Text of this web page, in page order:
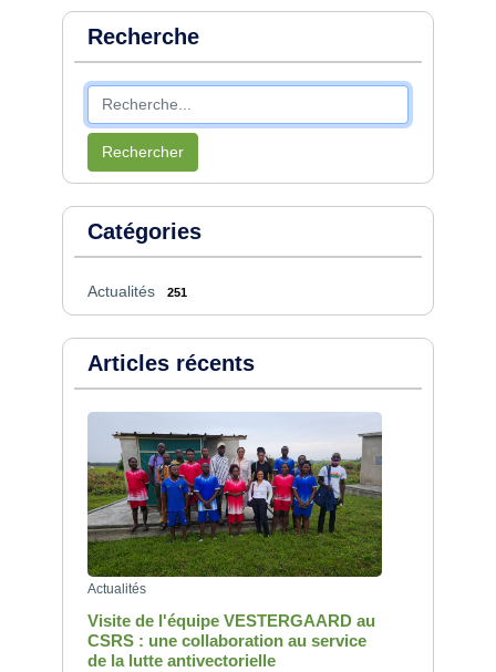
Recherche
Rechercher
Catégories
Actualités 251
Articles récents
Actualités
Visite de l'équipe VESTERGAARD au
CSRS : une collaboration au service
de la lutte antivectorielle